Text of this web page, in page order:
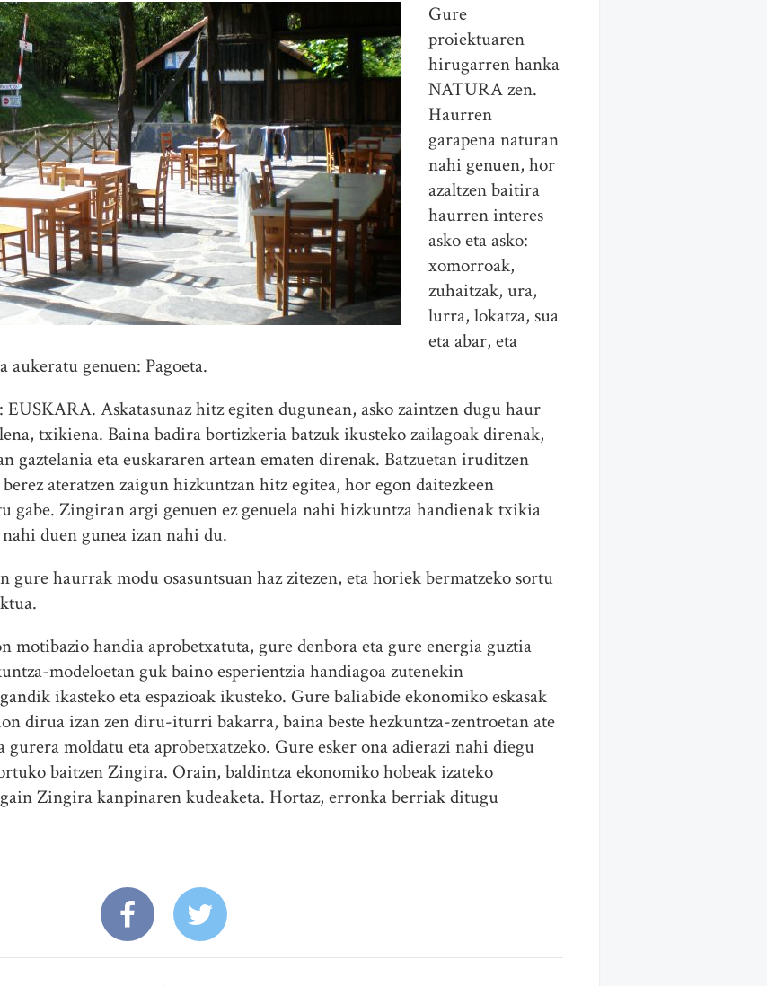
Gure
proiektuaren
hirugarren hanka
NATURA zen.
Haurren
garapena naturan
nahi genuen, hor
azaltzen baitira
haurren interes
asko eta asko:
xomorroak,
zuhaitzak, ura,
lurra, lokatza, sua
eta abar, eta
genuen: Pagoeta.
Askatasunaz hitz egiten dugunean, asko zaintzen dugu haur
txikiena. Baina badira bortizkeria batzuk ikusteko zailagoak direnak,
gaztelania eta euskararen artean ematen direnak. Batzuetan iruditzen
ateratzen zaigun hizkuntzan hitz egitea, hor egon daitezkeen
gabe. Zingiran argi genuen ez genuela nahi hizkuntza handienak txikia
duen gunea izan nahi du.
haurrak modu osasuntsuan haz zitezen, eta horiek bermatzeko sortu
motibazio handia aprobetxatuta, gure denbora eta gure energia guztia
modeloetan guk baino esperientzia handiagoa zutenekin
ikasteko eta espazioak ikusteko. Gure baliabide ekonomiko eskasak
dirua izan zen diru-iturri bakarra, baina beste hezkuntza-zentroetan ate
moldatu eta aprobetxatzeko. Gure esker ona adierazi nahi diegu
baitzen Zingira. Orain, baldintza ekonomiko hobeak izateko
Zingira kanpinaren kudeaketa. Hortaz, erronka berriak ditugu